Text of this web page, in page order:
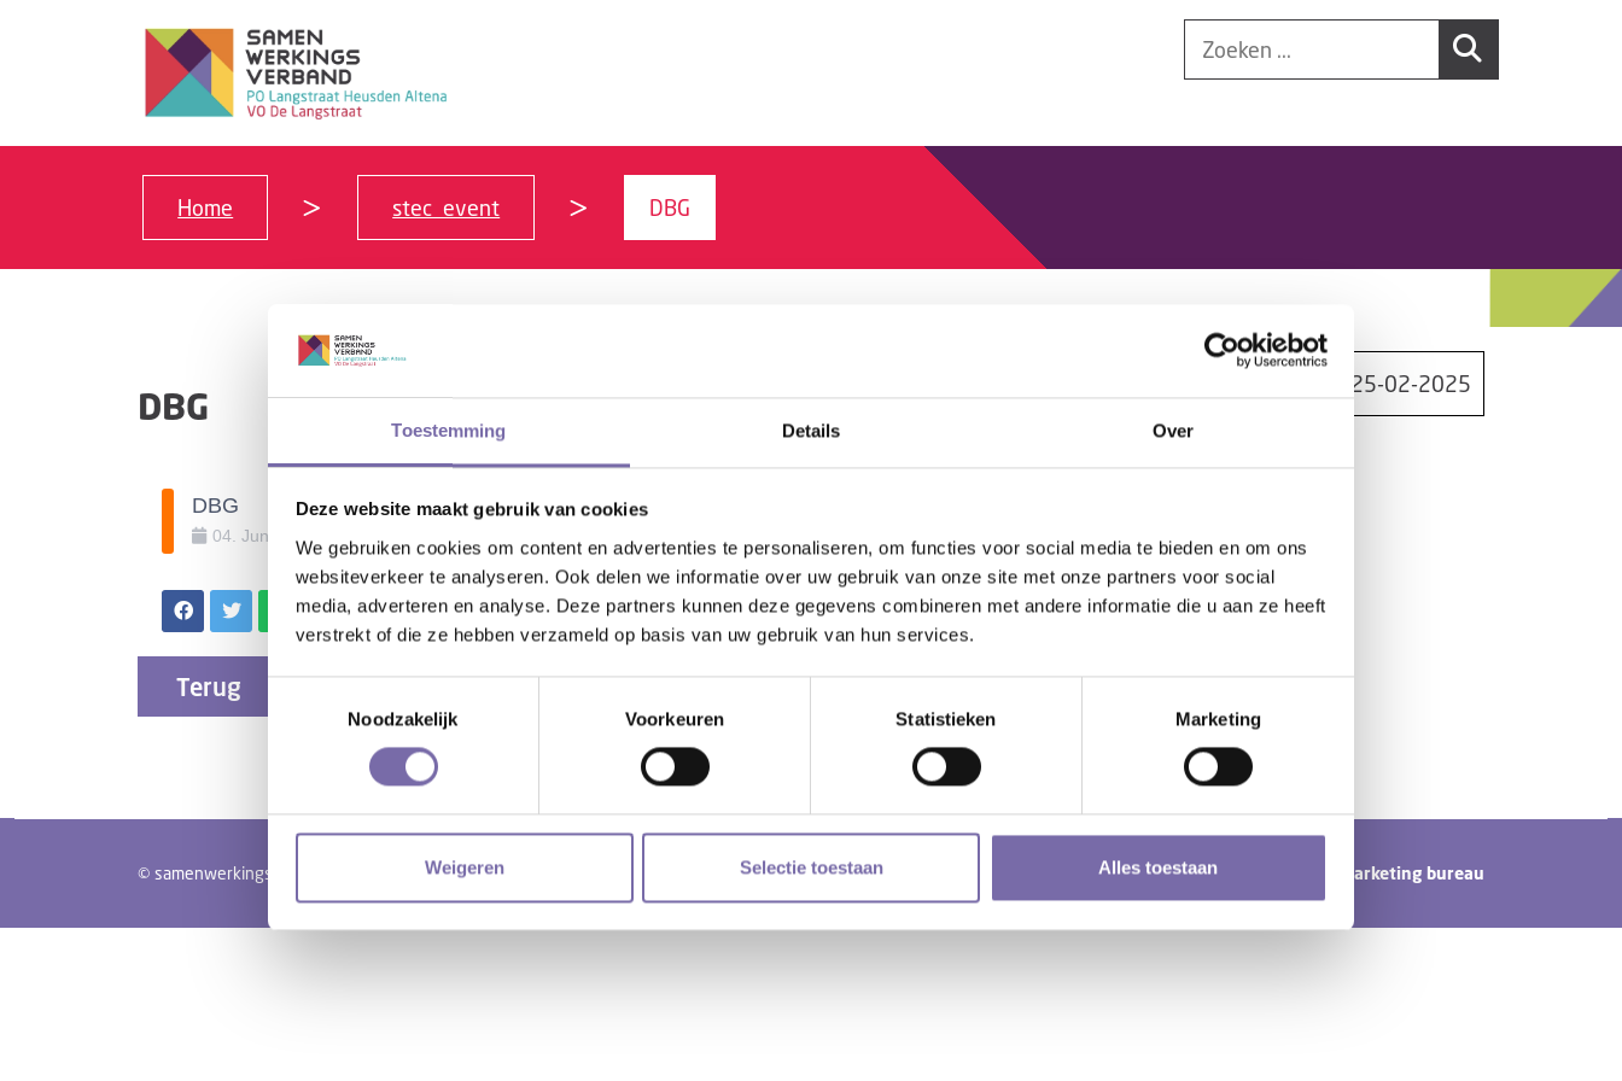
Toestemming Details Over
Deze website maakt gebruik van cookies
We gebruiken cookies om content en advertenties te personaliseren, om functies voor social media te bieden en om ons
websiteverkeer te analyseren. Ook delen we informatie over uw gebruik van onze site met onze partners voor social
media, adverteren en analyse. Deze partners kunnen deze gegevens combineren met andere informatie die u aan ze heeft
verstrekt of die ze hebben verzameld op basis van uw gebruik van hun services.
Noodzakelijk
Voorkeuren Statistieken Marketing
Weigeren Selectie toestaan Alles toestaan
Home stec_event DBG
DBG 25-02-2025
DBG
04 Juni
Terug
© samenwerkingsverband PO Langstraat Heusden Altena en VO De Langstraat | cookieverklaring|privacyverklaring | Webdesign doorTundra digital branding & marketing bureau